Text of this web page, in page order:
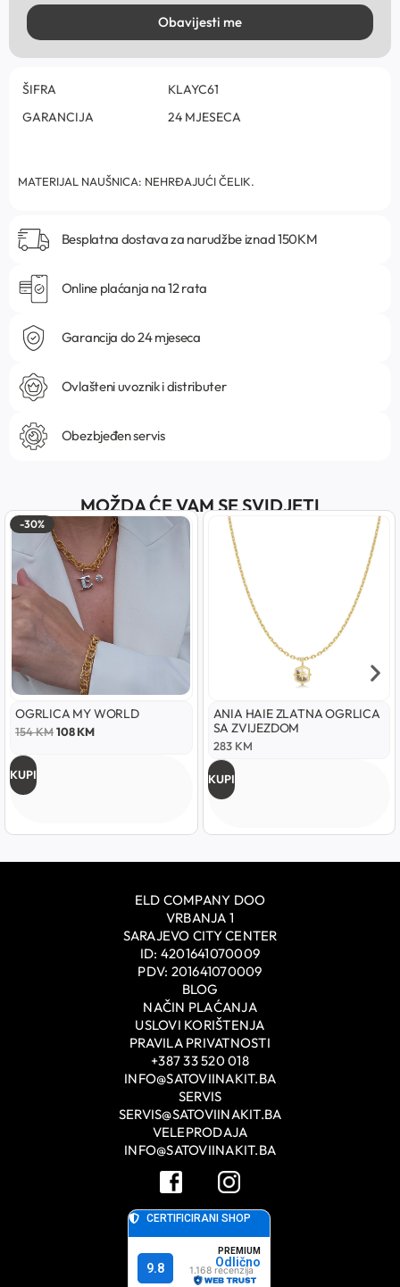
Obavijesti me
ŠIFRA
KLAYC61
GARANCIJA
24 MJESECA
MATERIJAL NAUŠNICA: NEHRĐAJUĆI ČELIK.
Besplatna dostava za narudžbe iznad 150KM
Online plaćanja na 12 rata
Garancija do 24 mjeseca
Ovlašteni uvoznik i distributer
Obezbjeđen servis
MOŽDA ĆE VAM SE SVIDJETI
-30%
OGRLICA MY WORLD
154KM108KM
KUPI
ANIA HAIE ZLATNA OGRLICA
SA ZVIJEZDOM
283 KM
KUPI
ELD COMPANY DOO
VRBANJA 1
SARAJEVO CITY CENTER
ID: 4201641070009
PDV: 201641070009
BLOG
NAČIN PLAĆANJA
USLOVI KORIŠTENJA
PRAVILA PRIVATNOSTI
+387 33 520 018
INFO@SATOVIINAKIT.BA
SERVIS
SERVIS@SATOVIINAKIT.BA
VELEPRODAJA
INFO@SATOVIINAKIT.BA